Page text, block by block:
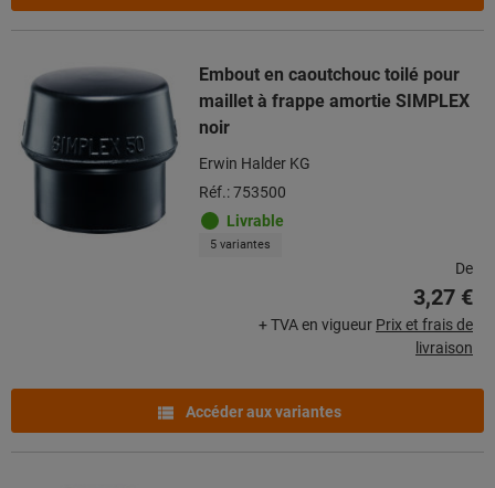
Embout en caoutchouc toilé pour
maillet à frappe amortie SIMPLEX
noir
Erwin Halder KG
Réf.: 753500
Livrable
5 variantes
De
3,27 €
+ TVA en vigueur Prix et frais de
livraison
Accéder aux variantes